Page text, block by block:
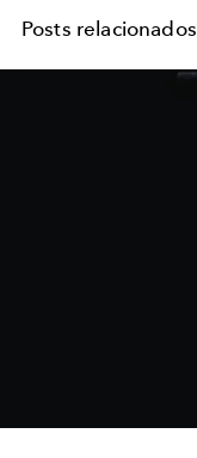
Posts relacionados